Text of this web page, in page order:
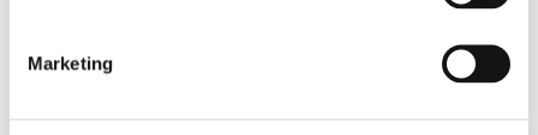
Marketing
Номер артикула: VW217R